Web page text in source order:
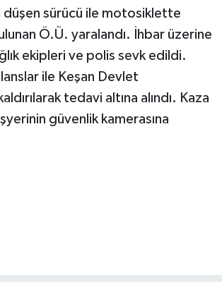
sürücü ile motosiklette
Ö.Ü. yaralandı. İhbar üzerine
ekipleri ve polis sevk edildi.
ile Keşan Devlet
tedavi altına alındı. Kaza
güvenlik kamerasına